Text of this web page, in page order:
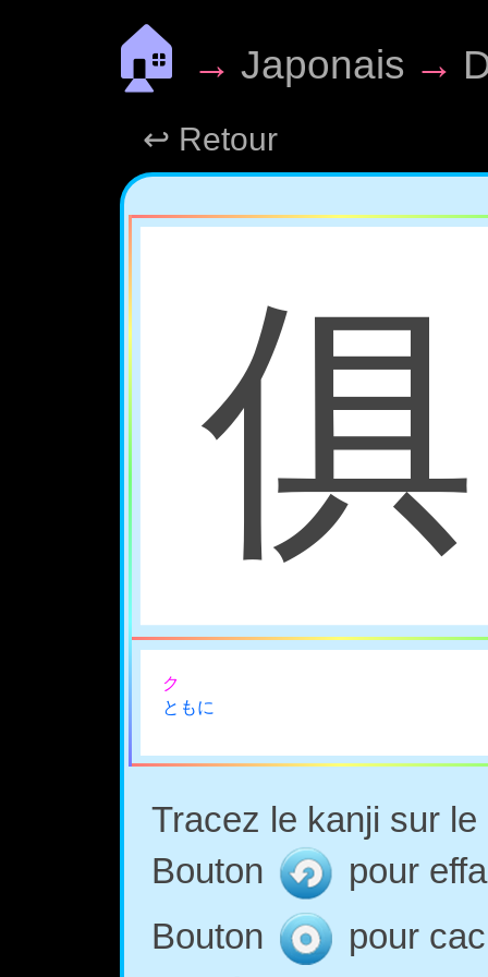
🏠 → Japonais →
↩ Retour
ク
ともに
Tracez le kanji sur
Bouton
pour
Bouton
pour